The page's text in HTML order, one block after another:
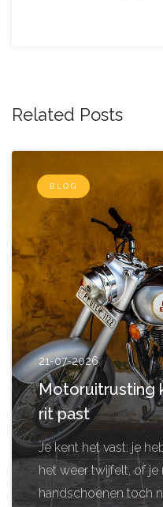
Related Posts
BLOG
21-07-2026
Motoruitrusting
rit past
Je kent het vast: je
het weer twijfelt, of
handschoenen toch